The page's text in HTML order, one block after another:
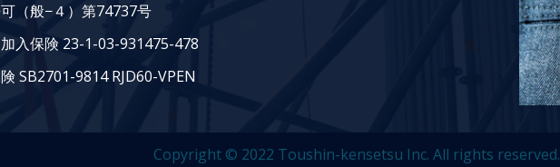
般−４）第74737号
保険 23-1-03-931475-478
9814 RJD60-VPEN
Copyright © 2022 Toushin-kensetsu Inc. All rights reserved.